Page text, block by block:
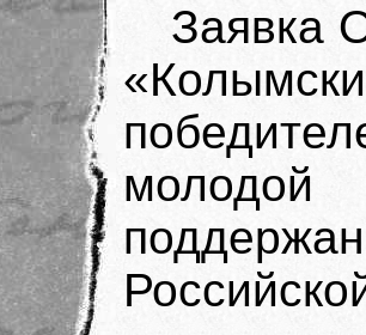
Заявка
молодой